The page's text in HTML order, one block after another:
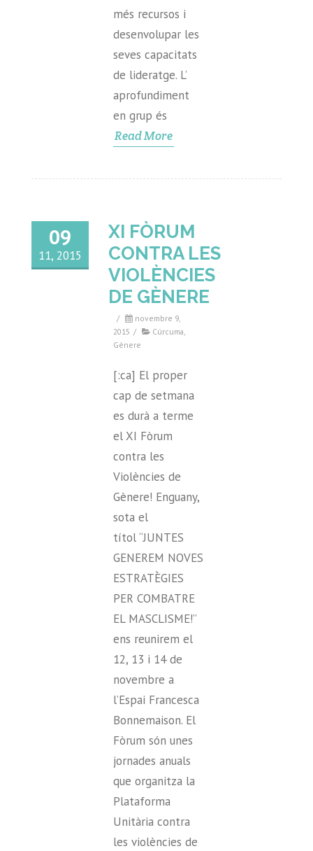
més recursos i
desenvolupar les
seves capacitats
de lideratge. L’
aprofundiment
en grup és
Read More
09
11, 2015
XI FÒRUM
CONTRA LES
VIOLÈNCIES
DE GÈNERE
/
novembre 9,
2015 / Cúrcuma,
Gènere
[:ca] El proper
cap de setmana
es durà a terme
el XI Fòrum
contra les
Violències de
Gènere! Enguany,
sota el
títol “JUNTES
GENEREM NOVES
ESTRATÈGIES
PER COMBATRE
EL MASCLISME!”
ens reunirem el
12, 13 i 14 de
novembre a
l’Espai Francesca
Bonnemaison. El
Fòrum són unes
jornades anuals
que organitza la
Plataforma
Unitària contra
les violències de